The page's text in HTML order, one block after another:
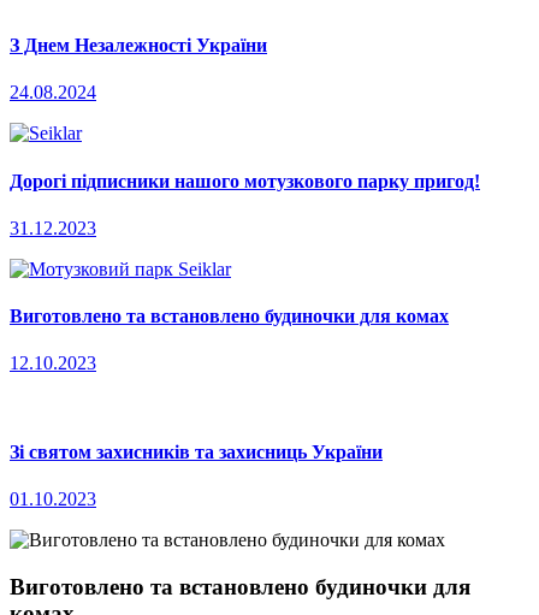
З Днем Незалежності України
24.08.2024
Дорогі підписники нашого мотузкового парку пригод!
31.12.2023
Виготовлено та встановлено будиночки для комах
12.10.2023
Зі святом захисників та захисниць України
01.10.2023
Виготовлено та встановлено будиночки для